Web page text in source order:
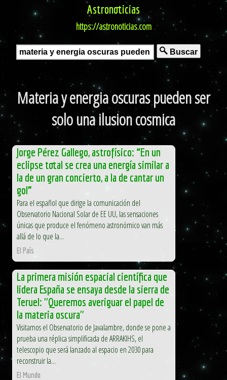
Astronoticias
https://astronoticias.com
Buscar
Materia y energia oscuras pueden ser
solo una ilusion cosmica
Jorge Pérez Gallego, astrofísico: “En un
eclipse total se crea una energía similar a
la de un gran concierto, a la de cantar un
gol”
Para el español que dirige la comunicación del
Observatorio Nacional Solar de EE UU, las sensaciones
únicas que produce el fenómeno astronómico van más
allá de lo que la...
El País
La primera misión espacial científica que
lidera España se ensaya desde la sierra de
Teruel: "Queremos averiguar el papel de
la materia oscura"
Visitamos el Observatorio de Javalambre, donde se pone a
prueba una réplica simplificada de ARRAKIHS, el
telescopio que será lanzado al espacio en 2030 para
reconstruir la...
El Mundo